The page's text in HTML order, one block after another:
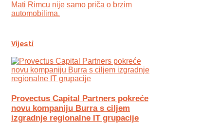
Mati Rimcu nije samo priča o brzim
automobilima.
Vijesti
Provectus Capital Partners pokreće
novu kompaniju Burra s ciljem
izgradnje regionalne IT grupacije